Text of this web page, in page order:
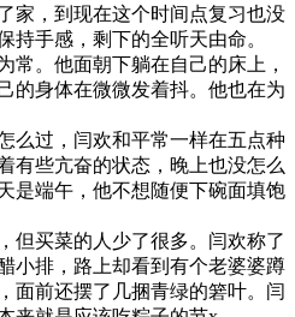
家，到现在这个时间点复习也没
持手感，剩下的全听天由命。
常。他面朝下躺在自己的床上，
的身体在微微发着抖。他也在为
么过，闫欢和平常一样在五点种
有些亢奋的状态，晚上也没怎么
是端午，他不想随便下碗面填饱
但买菜的人少了很多。闫欢称了
小排，路上却看到有个老婆婆蹲
面前还摆了几捆青绿的箬叶。闫